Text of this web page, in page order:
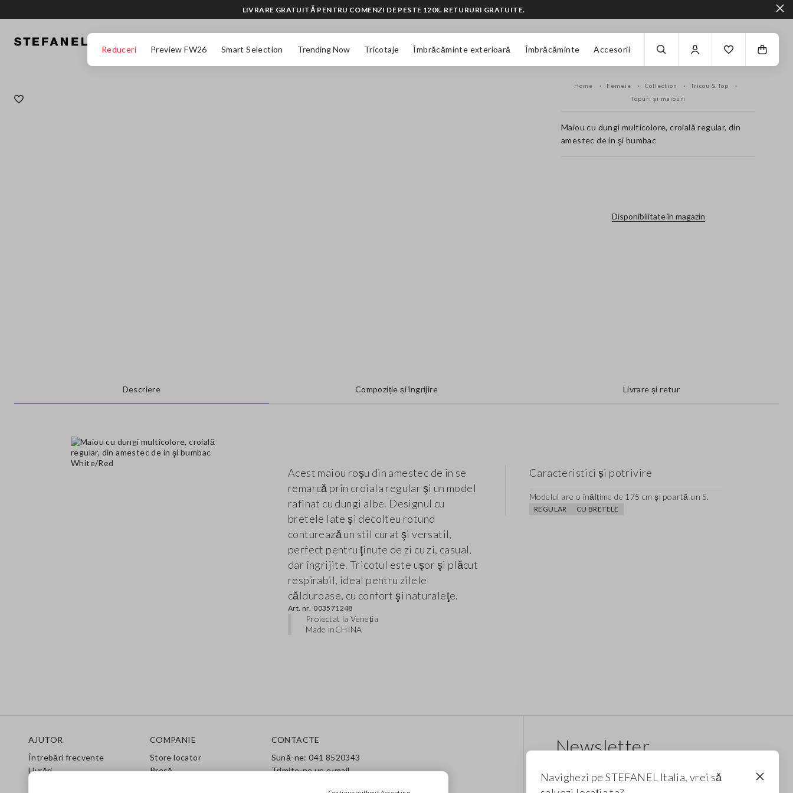
Reduceri Preview FW26 Smart Selection Trending Now Tricotaje Îmbrăcăminte exterioară Îmbrăcăminte Accesorii
LIVRARE GRATUITĂ PENTRU COMENZI DE PESTE 120€. RETURURI GRATUITE.
Home Femeie Collection
Tricou & Top
Topuri și maiouri
Maiou cu dungi multicolore, croială regular, din
amestec de in şi bumbac
Disponibilitate în magazin
Descriere Compoziție și îngrijire Livrare și retur
Acest maiou roşu din amestec de in se
remarcă prin croiala regular şi un model
rafinat cu dungi albe. Designul cu
bretele late şi decolteu rotund
conturează un stil curat şi versatil,
perfect pentru ţinute de zi cu zi, casual,
dar îngrijite. Tricotul este uşor şi plăcut
respirabil, ideal pentru zilele
călduroase, cu confort şi naturaleţe.
Art. nr. 003571248
Proiectat la Veneția
Made inCHINA
Caracteristici și potrivire
Modelul are o înălțime de 175 cm și poartă un S.
REGULAR CU BRETELE
AJUTOR
Întrebări frecvente
Livrări
COMPANIE
Store locator
Presă
CONTACTE
Sună-ne: 041 8520343
Trimite-ne un e-mail
Newsletter
și promoții. Pentru tine, reducere de 10%.
Navighezi pe STEFANEL Italia, vrei să